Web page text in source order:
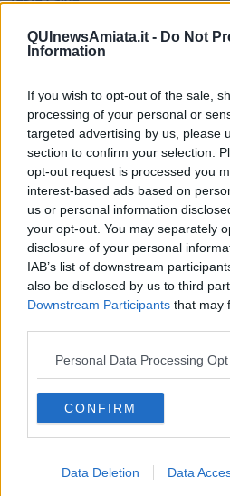
QUInewsAmiata.it - Do Not
Information
If you wish to opt-out of the sale,
processing of your personal or
targeted advertising by us, please
section to confirm your selection.
opt-out request is processed you
interest-based ads based on
us or personal information
your opt-out. You may separately
disclosure of your personal
IAB’s list of downstream
also be disclosed by us to third
Downstream Participants that may
Personal Data Processing
CONFIRM
Data Deletion Data
Armiamoci e... avviatevi
Da Capodanno a Carnevale
Sor-riso amaro
Fine anno al ristorante
La festa di Capodanno
Natale 2024
Re e regnanti
A noi interessa il dito non la luna
Come rubare allo stato e vivere
Una performance
Il compagno
​Io (allo specchio)
Tramonto
Passato, presente, futuro
La virtù del non fare
Leggendo l'Eneide
​(In)sicurezza stradale
Il decalogo del politico
Un calcio alla finzione
Solitudine
Il disprezzo del mondo